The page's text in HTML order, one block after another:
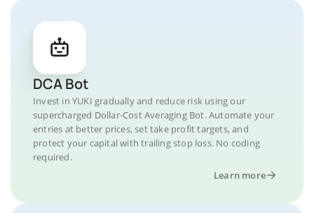
DCA Bot
Invest in YUKI gradually and reduce risk using our
supercharged Dollar-Cost Averaging Bot. Automate your
entries at better prices, set take profit targets, and
protect your capital with trailing stop loss. No coding
required.
Learn more